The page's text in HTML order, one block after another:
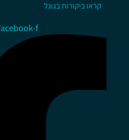
קראו ביקורות בגוגל
Facebook-f